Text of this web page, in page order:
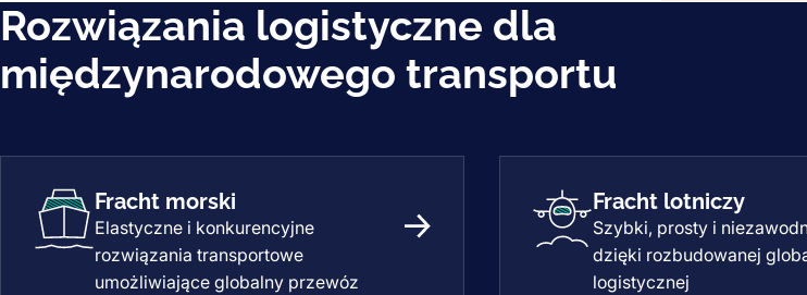
Rozwiązania logistyczne dla
międzynarodowego transportu
Fracht morski
Elastyczne i konkurencyjne
rozwiązania transportowe
umożliwiające globalny przewóz
Fracht morski
Fracht lotniczy
Szybki, prosty i
dzięki rozbudowanej
logistycznej